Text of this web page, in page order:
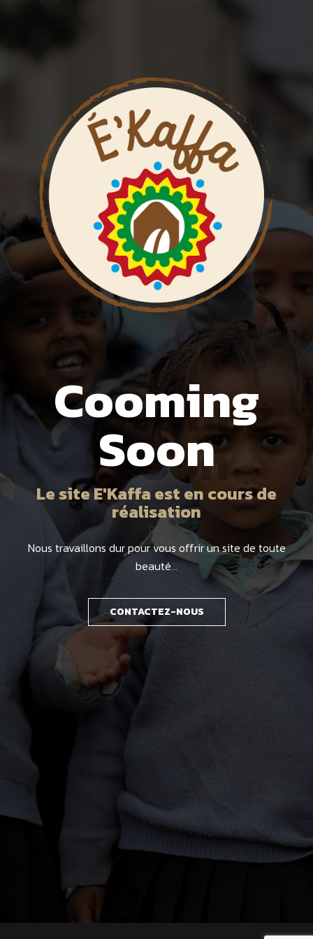
Cooming
Soon
Le site E'Kaffa est en cours de
réalisation
Nous travaillons dur pour vous offrir un site de toute
beauté…
CONTACTEZ-NOUS